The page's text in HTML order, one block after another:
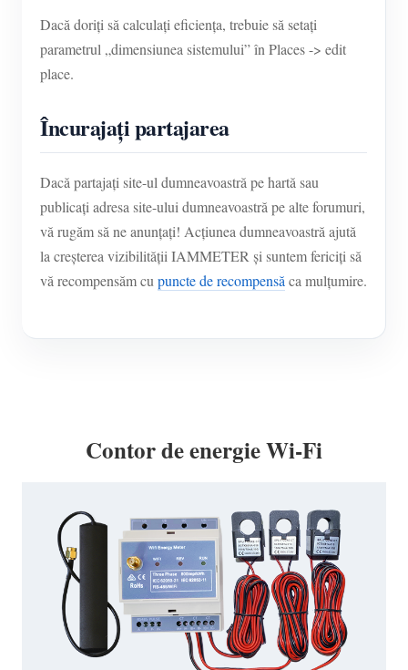
Dacă doriți să calculați eficiența, trebuie să setați
parametrul „dimensiunea sistemului” în Places -> edit
place.
Încurajați partajarea
Dacă partajați site-ul dumneavoastră pe hartă sau
publicați adresa site-ului dumneavoastră pe alte forumuri,
vă rugăm să ne anunțați! Acțiunea dumneavoastră ajută
la creșterea vizibilității IAMMETER și suntem fericiți să
vă recompensăm cupuncte de recompensăca mulțumire.
Contor de energie Wi-Fi